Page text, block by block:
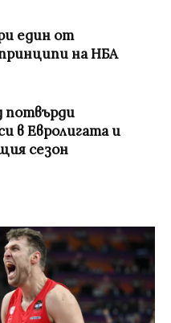
един от
на НБА
потвърди
в Евролигата и
сезон